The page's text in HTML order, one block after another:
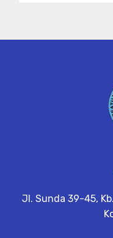
Jl. Sunda 39-45,